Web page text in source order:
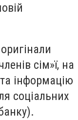
сім»ї, на
інформацію
соціальних